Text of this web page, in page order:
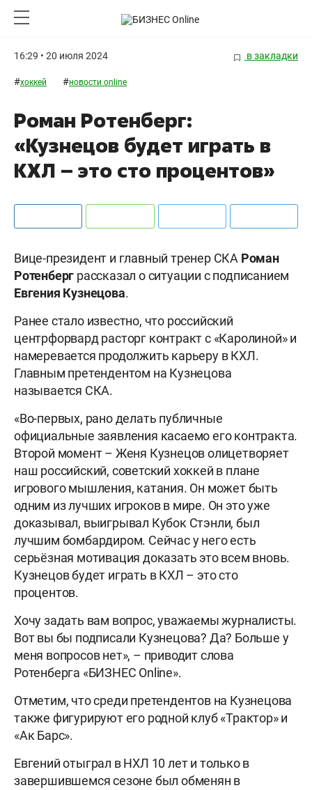
16:29 • 20 июля 2024 в закладки
#хоккей #новости online
Роман Ротенберг:
«Кузнецов будет играть в
КХЛ – это сто процентов»
Вице-президент и главный тренер СКА Роман
Ротенберг рассказал о ситуации с подписанием
Евгения Кузнецова.
Ранее стало известно, что российский
центрфорвард расторг контракт с «Каролиной» и
намеревается продолжить карьеру в КХЛ.
Главным претендентом на Кузнецова
называется СКА.
«Во-первых, рано делать публичные
официальные заявления касаемо его контракта.
Второй момент – Женя Кузнецов олицетворяет
наш российский, советский хоккей в плане
игрового мышления, катания. Он может быть
одним из лучших игроков в мире. Он это уже
доказывал, выигрывал Кубок Стэнли, был
лучшим бомбардиром. Сейчас у него есть
серьёзная мотивация доказать это всем вновь.
Кузнецов будет играть в КХЛ – это сто
процентов.
Хочу задать вам вопрос, уважаемы журналисты.
Вот вы бы подписали Кузнецова? Да? Больше у
меня вопросов нет», – приводит слова
Ротенберга «БИЗНЕС Online».
Отметим, что среди претендентов на Кузнецова
также фигурируют его родной клуб «Трактор» и
«Ак Барс».
Евгений отыграл в НХЛ 10 лет и только в
завершившемся сезоне был обменян в